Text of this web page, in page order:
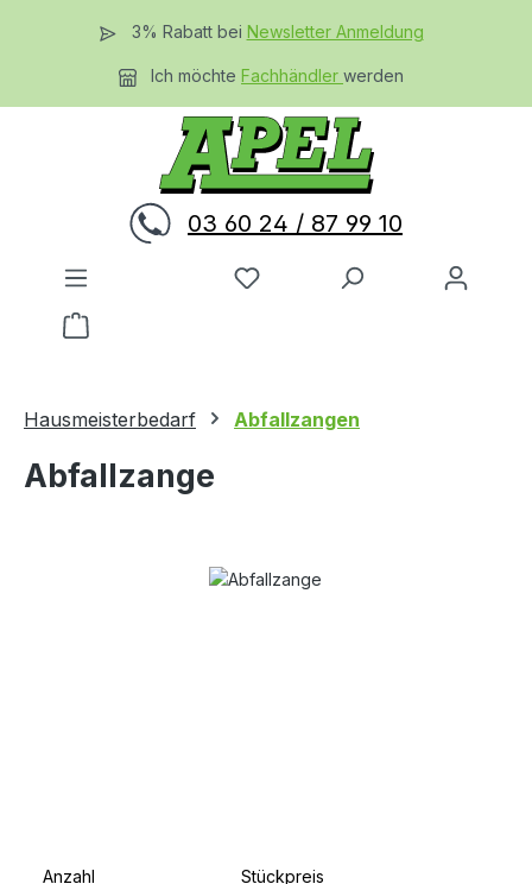
Zum Hauptinhalt springen
3% Rabatt bei Newsletter Anmeldung
Ich möchteFachhändlerwerden
03 60 24 / 87 99 10
Du hast 0 Produkte auf dem
Warenkorb enthält 0 Positionen. Der
Hausmeisterbedarf Abfallzangen
Abfallzange
Bildergalerie überspringen
Anzahl Stückpreis